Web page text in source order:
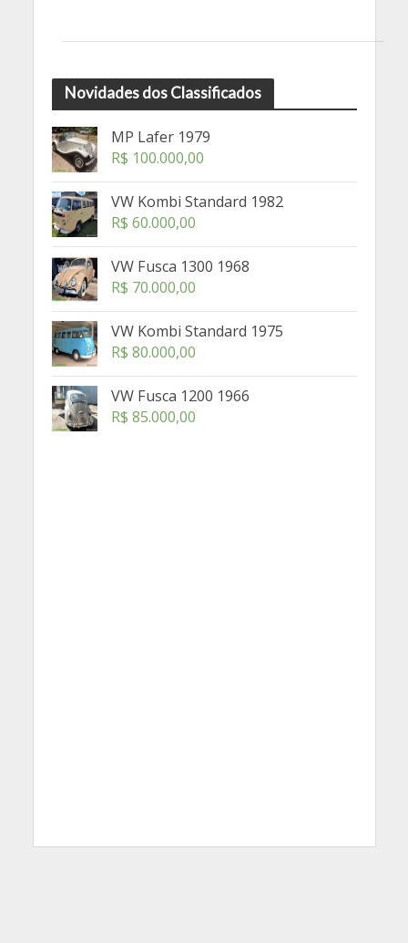
Novidades dos Classificados
MP Lafer 1979
R$ 100.000,00
VW Kombi Standard 1982
R$ 60.000,00
VW Fusca 1300 1968
R$ 70.000,00
VW Kombi Standard 1975
R$ 80.000,00
VW Fusca 1200 1966
R$ 85.000,00